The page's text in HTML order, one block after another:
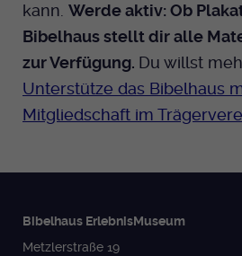
kann. Werde aktiv: Ob
Bibelhaus stellt dir alle
zur Verfügung. Du willst
Unterstütze das Bibelhaus
Mitgliedschaft im
Bibelhaus ErlebnisMuseum
Metzlerstraße 19